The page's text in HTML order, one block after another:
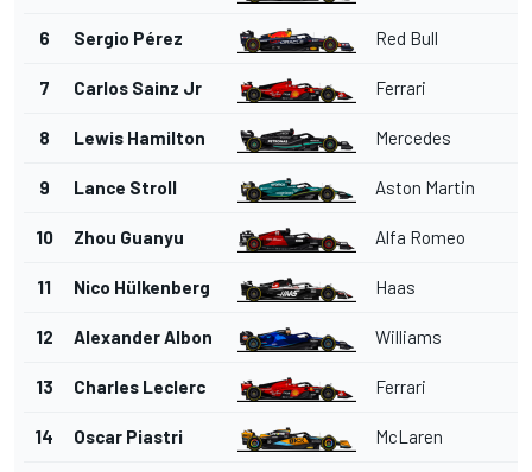
6 Sergio Pérez Red Bull
7 Carlos Sainz Jr Ferrari
8 Lewis Hamilton Mercedes
9 Lance Stroll Aston Martin
10 Zhou Guanyu Alfa Romeo
11 Nico Hülkenberg Haas
12 Alexander Albon Williams
13 Charles Leclerc Ferrari
14 Oscar Piastri McLaren